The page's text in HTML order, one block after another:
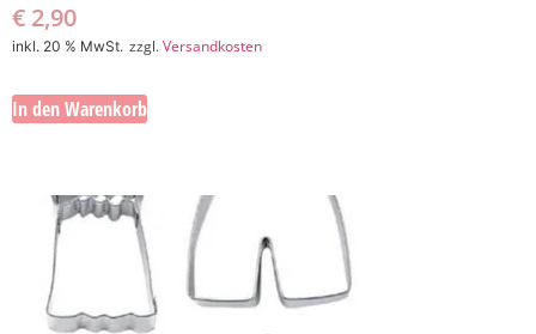
€ 2,90
inkl. 20 % MwSt. zzgl.Versandkosten
In den Warenkorb